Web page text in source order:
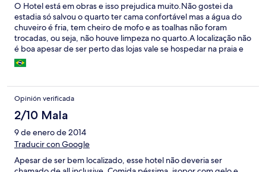
O Hotel está em obras e isso prejudica muito.Não gostei da
estadia só salvou o quarto ter cama confortável mas a água do
chuveiro é fria, tem cheiro de mofo e as toalhas não foram
trocadas, ou seja, não houve limpeza no quarto.A localização não
é boa apesar de ser perto das lojas vale se hospedar na praia e
não nas ruas de acesso a mesma.A comida é péssima só tomei
café da manhã não vale estar toda a comida incluida.
Opinión verificada
2/10 Mala
9 de enero de 2014
Traducir con Google
Apesar de ser bem localizado, esse hotel não deveria ser